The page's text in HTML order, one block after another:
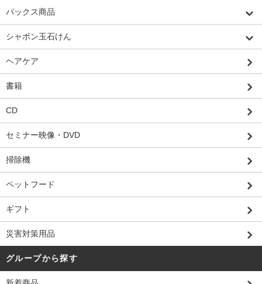
パックス商品
シャボン玉石けん
ヘアケア
書籍
CD
セミナー映像・DVD
掃除機
ペットフード
ギフト
災害対策用品
グループから探す